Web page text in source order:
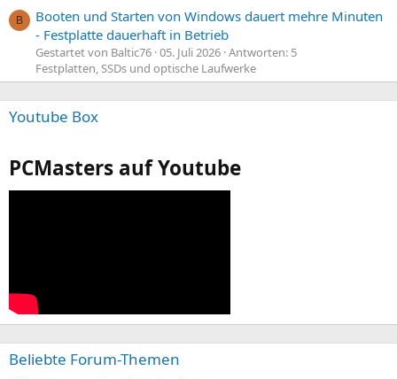
B
Booten und Starten von Windows dauert mehre Minuten
- Festplatte dauerhaft in Betrieb
Gestartet von Baltic76 05. Juli 2026 Antworten: 5
Festplatten, SSDs und optische Laufwerke
Youtube Box
PCMasters auf Youtube
Beliebte Forum-Themen